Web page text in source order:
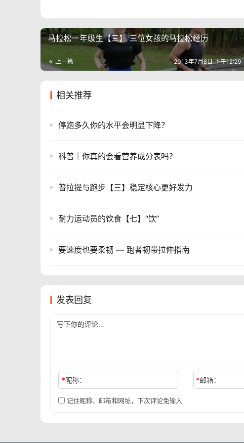
马拉松一年级生【三】 三位女孩的马拉松经历
上一篇 2013年7月8日 下午12:29
相关推荐
停跑多久你的水平会明显下降？
科普｜你真的会看营养成分表吗？
普拉提与跑步【三】稳定核心更好发力
耐力运动员的饮食【七】“饮”
要速度也要柔韧 — 跑者韧带拉伸指南
发表回复
*昵称： *邮箱：
记住昵称、邮箱和网址，下次评论免输入